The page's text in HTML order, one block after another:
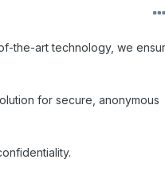
the-art technology, we
for secure, anonymous